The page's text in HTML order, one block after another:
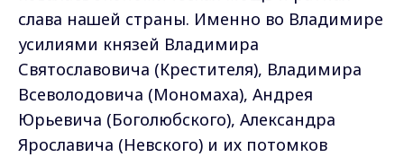
слава нашей страны. Именно во Владимире
усилиями князей Владимира
Святославовича (Крестителя), Владимира
Всеволодовича (Мономаха), Андрея
Юрьевича (Боголюбского), Александра
Ярославича (Невского) и их потомков